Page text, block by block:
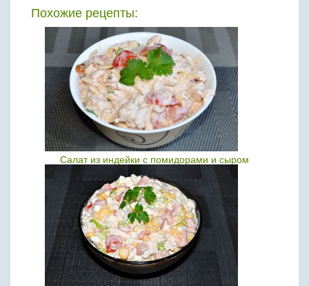
Похожие рецепты:
Салат из индейки с помидорами и сыром